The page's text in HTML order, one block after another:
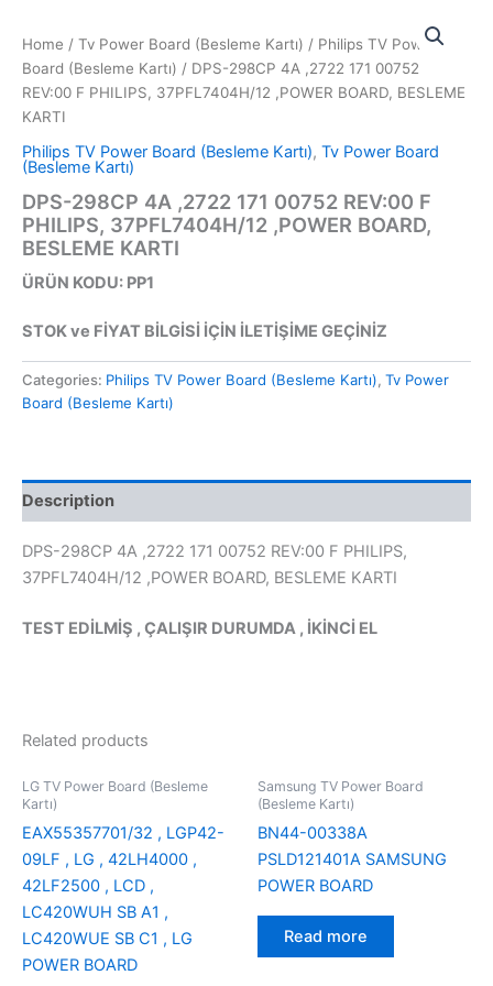
atlaHome / Tv Power Board (Besleme Kartı) / Philips TV Power
Board (Besleme Kartı) / DPS-298CP 4A ,2722 171 00752
REV:00 F PHILIPS, 37PFL7404H/12 ,POWER BOARD, BESLEME
KARTI
Philips TV Power Board (Besleme Kartı), Tv Power Board
(Besleme Kartı)
DPS-298CP 4A ,2722 171 00752 REV:00 F
PHILIPS, 37PFL7404H/12 ,POWER BOARD,
BESLEME KARTI
ÜRÜN KODU: PP1
STOK ve FİYAT BİLGİSİ İÇİN İLETİŞİME GEÇİNİZ
Categories: Philips TV Power Board (Besleme Kartı), Tv Power
Board (Besleme Kartı)
Description
DPS-298CP 4A ,2722 171 00752 REV:00 F PHILIPS,
37PFL7404H/12 ,POWER BOARD, BESLEME KARTI
TEST EDİLMİŞ , ÇALIŞIR DURUMDA , İKİNCİ EL
Related products
LG TV Power Board (Besleme
Kartı)
EAX55357701/32 , LGP42-
09LF , LG , 42LH4000 ,
42LF2500 , LCD ,
LC420WUH SB A1 ,
LC420WUE SB C1 , LG
POWER BOARD
Samsung TV Power Board
(Besleme Kartı)
BN44-00338A
PSLD121401A SAMSUNG
POWER BOARD
Read more